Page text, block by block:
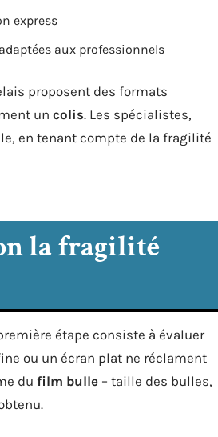
express
aux professionnels
proposent des formats
un colis. Les spécialistes,
en tenant compte de la fragilité
la fragilité
étape consiste à évaluer
ou un écran plat ne réclament
du film bulle – taille des bulles,